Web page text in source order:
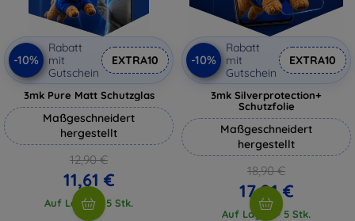
-10%
Rabatt
mit
Gutschein
EXTRA10
3mk Pure Matt Schutzglas
Maßgeschneidert
hergestellt
12,90 €
11,61 €
Auf Lager > 5 Stk.
-10%
Rabatt
mit
Gutschein
EXTRA10
3mk Silverprotection+
Schutzfolie
Maßgeschneidert
hergestellt
18,90 €
17,01 €
Auf Lager > 5 Stk.